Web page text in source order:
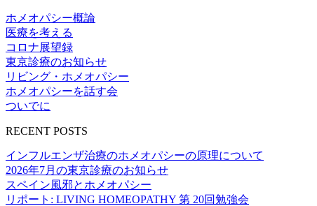
ホメオパシー概論
医療を考える
コロナ展望録
東京診療のお知らせ
リビング・ホメオパシー
ホメオパシーを話す会
ついでに
RECENT POSTS
インフルエンザ治療のホメオパシーの原理について
2026年7月の東京診療のお知らせ
スペイン風邪とホメオパシー
リポート: LIVING HOMEOPATHY 第 20回勉強会